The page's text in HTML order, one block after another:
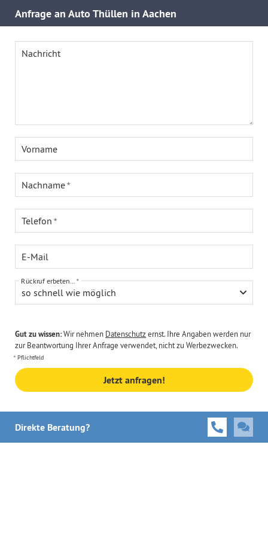
Anfrage an Auto Thüllen in Aachen
Nachricht
Vorname
Nachname
Telefon
E-Mail
so schnell wie möglich
Rückruf erbeten...
Gut zu wissen:Wir nehmen Datenschutzernst. Ihre Angaben werden nur
zur Beantwortung Ihrer Anfrage verwendet, nicht zu Werbezwecken.
Pflichtfeld
Jetzt anfragen!
Direkte Beratung?